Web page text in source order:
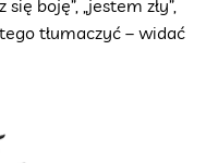
boję”, „jestem zły”,
tłumaczyć – widać